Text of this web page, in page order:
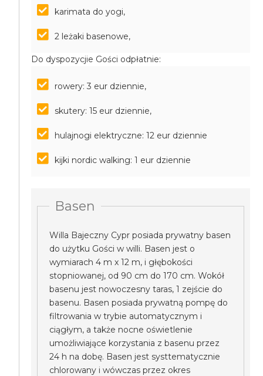
karimata do yogi,
2 leżaki basenowe,
Do dyspozycjie Gości odpłatnie:
rowery: 3 eur dziennie,
skutery: 15 eur dziennie,
hulajnogi elektryczne: 12 eur dziennie
kijki nordic walking: 1 eur dziennie
Basen
Willa Bajeczny Cypr posiada prywatny basen
do użytku Gości w willi. Basen jest o
wymiarach 4 m x 12 m, i głębokości
stopniowanej, od 90 cm do 170 cm. Wokół
basenu jest nowoczesny taras, 1 zejście do
basenu. Basen posiada prywatną pompę do
filtrowania w trybie automatycznym i
ciągłym, a także nocne oświetlenie
umożliwiające korzystania z basenu przez
24 h na dobę. Basen jest systtematycznie
chlorowany i wówczas przez okres